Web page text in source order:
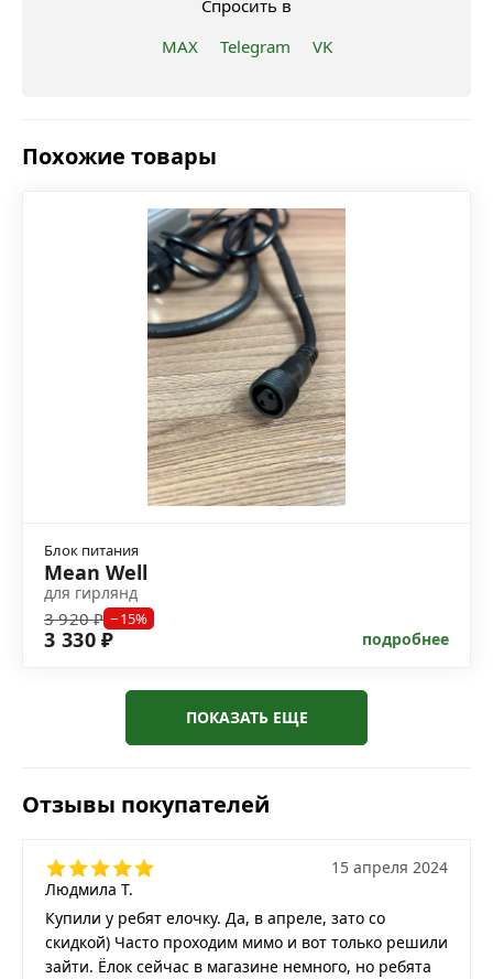
Спросить в
MAX
Telegram VK
Похожие товары
Блок питания
Mean Well
для гирлянд
3 920 ₽ −15%
3 330 ₽ подробнее
ПОКАЗАТЬ ЕЩЕ
Отзывы покупателей
Людмила Т.
15 апреля 2024
Купили у ребят елочку. Да, в апреле, зато со
скидкой) Часто проходим мимо и вот только решили
зайти. Ёлок сейчас в магазине немного, но ребята